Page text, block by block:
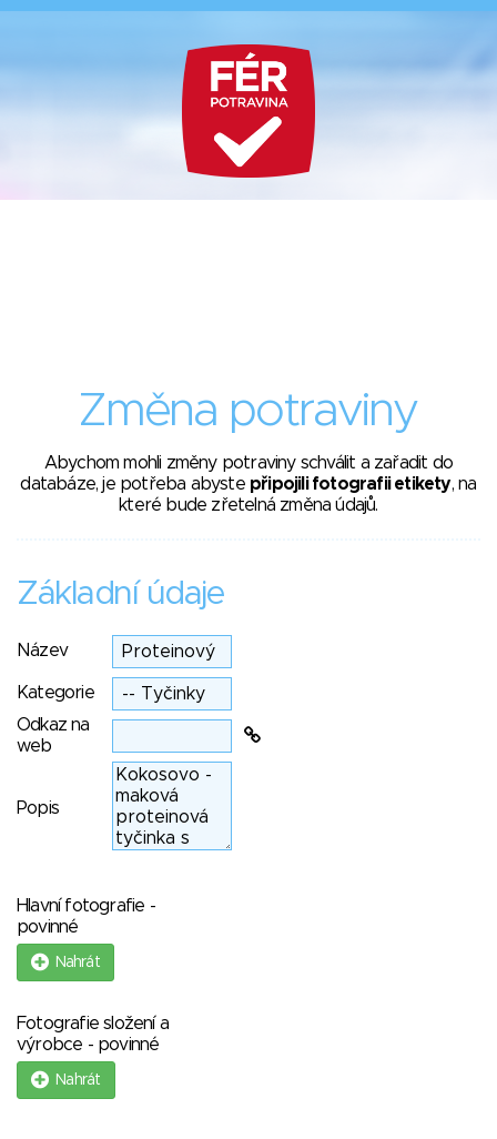
Změna potraviny
Abychom mohli změny potraviny schválit a zařadit do
databáze, je potřeba abyste připojili fotografii etikety, na
které bude zřetelná změna údajů.
Základní údaje
Název
Kategorie
Odkaz na
web
Popis
Hlavní fotografie -
povinné
Nahrát
Fotografie složení a
výrobce - povinné
Nahrát